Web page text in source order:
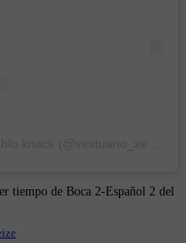
tiempo de Boca 2-Español 2 del